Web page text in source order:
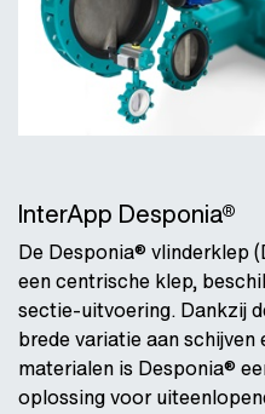
InterApp Desponia®
De Desponia® vlinderklep
een centrische klep,
sectie-uitvoering. Dankzij
brede variatie aan schijven
materialen is Desponia®
oplossing voor